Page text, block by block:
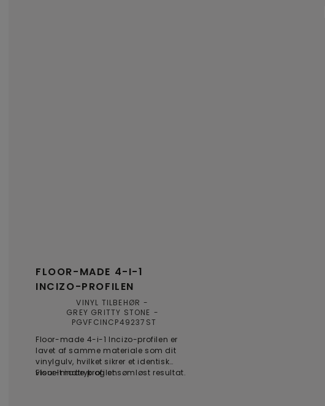
FLOOR-MADE 4-I-1
INCIZO-PROFILEN
VINYL TILBEHØR
GREY GRITTY STONE
PGVFCINCP49237ST
Floor-made 4-i-1 Incizo-profilen er
lavet af samme materiale som dit
vinylgulv, hvilket sikrer et identisk
visuelt indtryk og et sømløst resultat.
Floor-made profilen